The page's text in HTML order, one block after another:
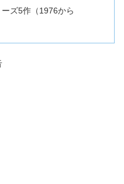
ズ5作（1976から